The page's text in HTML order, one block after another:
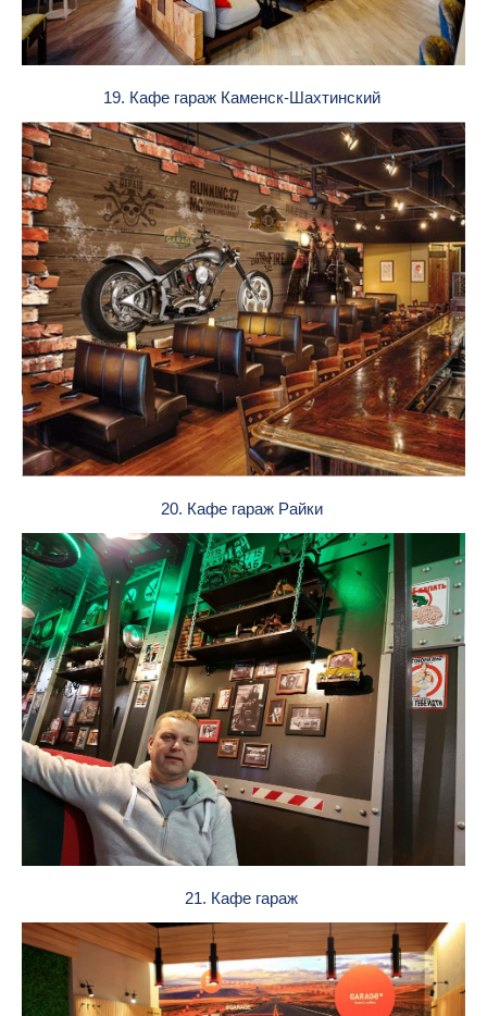
19. Кафе гараж Каменск-Шахтинский
20. Кафе гараж Райки
21. Кафе гараж